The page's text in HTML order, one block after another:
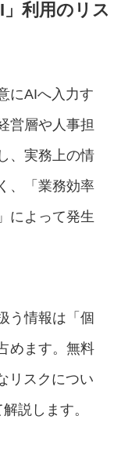
利用のリス
にAIへ入力す
営層や人事担
、実務上の情
、「業務効率
によって発生
う情報は「個
めます。無料
リスクについ
説します。